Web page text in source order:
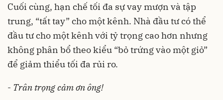
Cuối cùng, hạn chế tối đa sự vay mượn và tập
trung, “tất tay” cho một kênh. Nhà đầu tư có thể
đầu tư cho một kênh với tỷ trọng cao hơn nhưng
không phân bổ theo kiểu “bỏ trứng vào một giỏ”
để giảm thiểu tối đa rủi ro.
- Trân trọng cảm ơn ông!